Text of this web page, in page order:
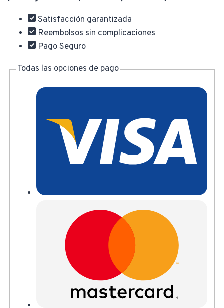
Satisfacción garantizada
Reembolsos sin complicaciones
Pago Seguro
Todas las opciones de pago